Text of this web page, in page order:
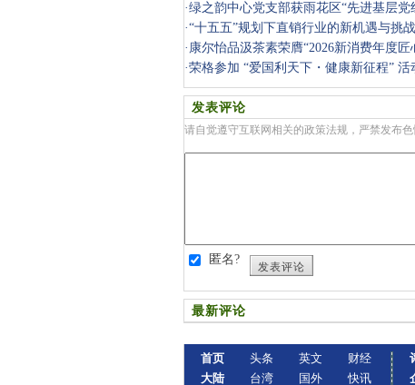
·绿之韵中心党支部获雨花区“先进基层党
·“十五五”规划下直销行业的新机遇与挑战
· 康尔怡品汲茶素荣膺“2026新消费年度匠
·荣格参加 “爱国利天下・健康新征程” 活
发表评论
请自觉遵守互联网相关的政策法规，严禁发布色
匿名?
发表评论
最新评论
首页
大陆
头条
台湾
英文
国外
财经
快讯